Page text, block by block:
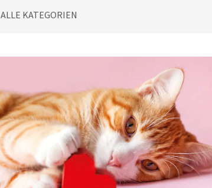
ALLE KATEGORIEN